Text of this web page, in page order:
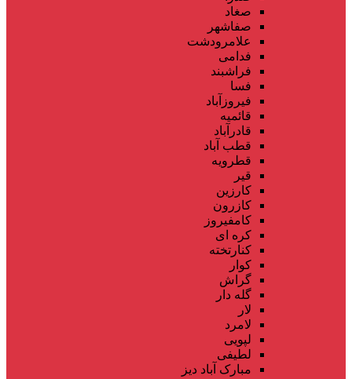
صغاد
صفاشهر
علامرودشت
فدامی
فراشبند
فسا
فیروزآباد
قائمیه
قادرآباد
قطب آباد
قطرویه
قیر
کارزین
کازرون
کامفیروز
کره ای
کنارتخته
کوار
گراش
گله دار
لار
لامرد
لپویی
لطیفی
مبارک آباد دیز